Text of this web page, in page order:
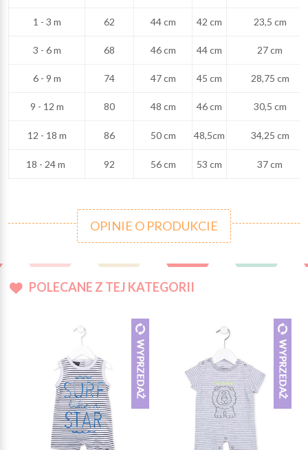
1 - 3 m 62 44 cm 42 cm 23,5 cm
3 - 6 m 68 46 cm 44 cm 27 cm
6 - 9 m 74 47 cm 45 cm 28,75 cm
9 - 12 m 80 48 cm 46 cm 30,5 cm
12 - 18 m 86 50 cm 48,5cm 34,25 cm
18 - 24 m 92 56 cm 53 cm 37 cm
OPINIE O PRODUKCIE
POLECANE Z TEJ KATEGORII